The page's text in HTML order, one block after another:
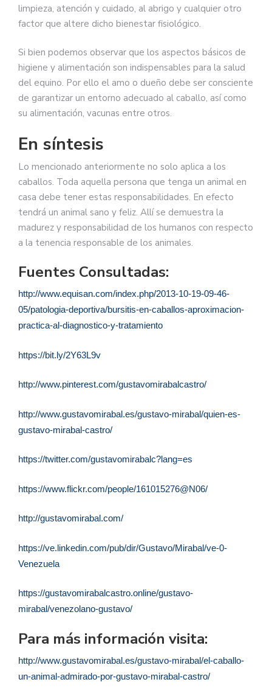
limpieza, atención y cuidado, al abrigo y cualquier otro
factor que altere dicho bienestar fisiológico.
Si bien podemos observar que los aspectos básicos de
higiene y alimentación son indispensables para la salud
del equino. Por ello el amo o dueño debe ser consciente
de garantizar un entorno adecuado al caballo, así como
su alimentación, vacunas entre otros.
En síntesis
Lo mencionado anteriormente no solo aplica a los
caballos. Toda aquella persona que tenga un animal en
casa debe tener estas responsabilidades. En efecto
tendrá un animal sano y feliz. Allí se demuestra la
madurez y responsabilidad de los humanos con respecto
a la tenencia responsable de los animales.
Fuentes Consultadas:
http://www.equisan.com/index.php/2013-10-19-09-46-
05/patologia-deportiva/bursitis-en-caballos-aproximacion-
practica-al-diagnostico-y-tratamiento
https://bit.ly/2Y63L9v
http://www.pinterest.com/gustavomirabalcastro/
http://www.gustavomirabal.es/gustavo-mirabal/quien-es-
gustavo-mirabal-castro/
https://twitter.com/gustavomirabalc?lang=es
https://www.flickr.com/people/161015276@N06/
http://gustavomirabal.com/
https://ve.linkedin.com/pub/dir/Gustavo/Mirabal/ve-0-
Venezuela
https://gustavomirabalcastro.online/gustavo-
mirabal/venezolano-gustavo/
Para más información visita:
http://www.gustavomirabal.es/gustavo-mirabal/el-caballo-
un-animal-admirado-por-gustavo-mirabal-castro/